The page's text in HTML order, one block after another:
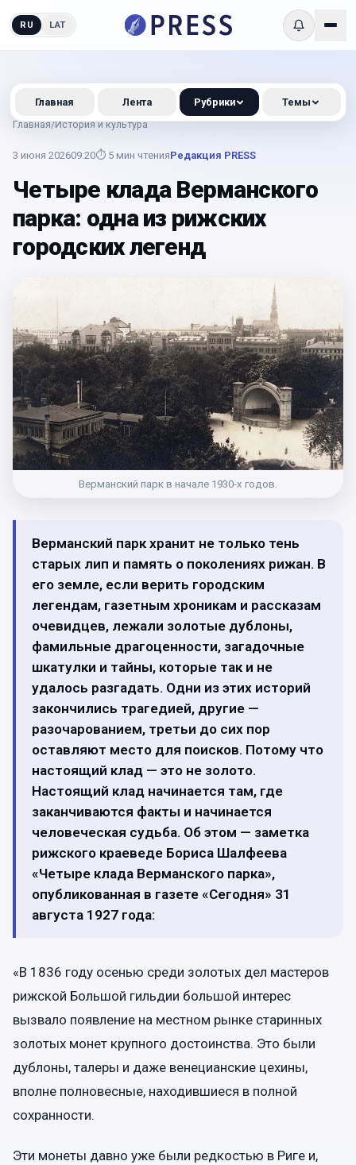
RU LAT
Главная/История и культура
3 июня 202609:20⏱ 5 мин чтенияРедакция PRESS
Четыре клада Верманского
парка: одна из рижских
городских легенд
Верманский парк в начале 1930-х годов.
Верманский парк хранит не только тень
старых лип и память о поколениях рижан. В
его земле, если верить городским
легендам, газетным хроникам и рассказам
очевидцев, лежали золотые дублоны,
фамильные драгоценности, загадочные
шкатулки и тайны, которые так и не
удалось разгадать. Одни из этих историй
закончились трагедией, другие —
разочарованием, третьи до сих пор
оставляют место для поисков. Потому что
настоящий клад — это не золото.
Настоящий клад начинается там, где
заканчиваются факты и начинается
человеческая судьба. Об этом — заметка
рижского краеведе Бориса Шалфеева
«Четыре клада Верманского парка»,
опубликованная в газете «Сегодня» 31
августа 1927 года:
«В 1836 году осенью среди золотых дел мастеров
рижской Большой гильдии большой интерес
вызвало появление на местном рынке старинных
золотых монет крупного достоинства. Это были
дублоны, талеры и даже венецианские цехины,
вполне полновесные, находившиеся в полной
сохранности.
Эти монеты давно уже были редкостью в Риге и,
Главная Лента Рубрики Темы